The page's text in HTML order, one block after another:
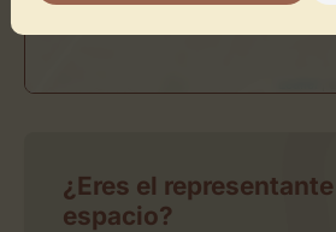
¿Eres el
espacio?